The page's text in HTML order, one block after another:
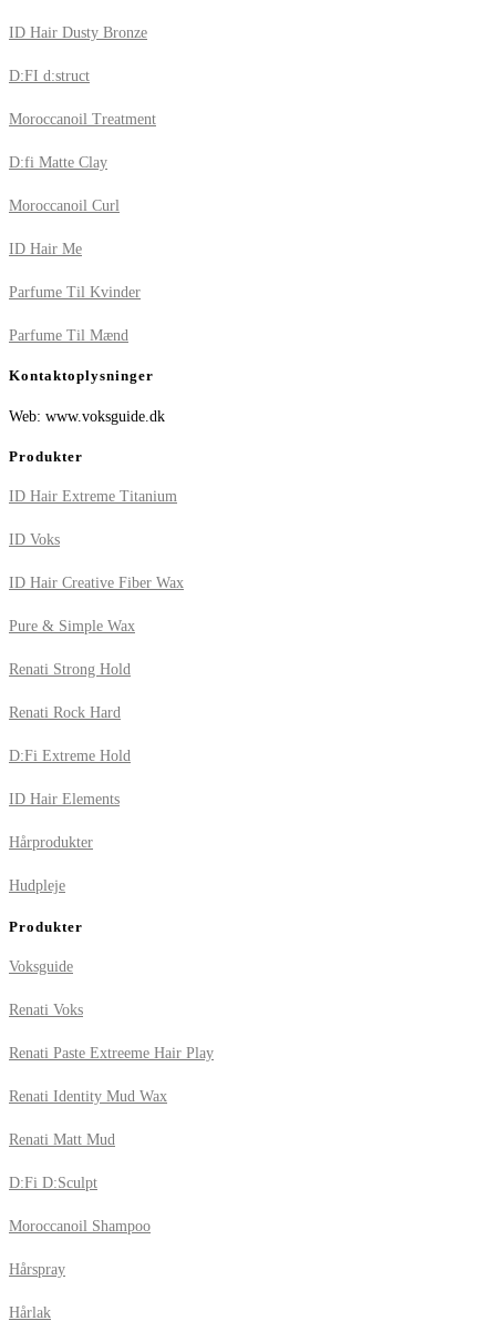
ID Hair Dusty Bronze
D:FI d:struct
Moroccanoil Treatment
D:fi Matte Clay
Moroccanoil Curl
ID Hair Me
Parfume Til Kvinder
Parfume Til Mænd
Kontaktoplysninger
Web: www.voksguide.dk
Produkter
ID Hair Extreme Titanium
ID Voks
ID Hair Creative Fiber Wax
Pure & Simple Wax
Renati Strong Hold
Renati Rock Hard
D:Fi Extreme Hold
ID Hair Elements
Hårprodukter
Hudpleje
Produkter
Voksguide
Renati Voks
Renati Paste Extreeme Hair Play
Renati Identity Mud Wax
Renati Matt Mud
D:Fi D:Sculpt
Moroccanoil Shampoo
Hårspray
Hårlak